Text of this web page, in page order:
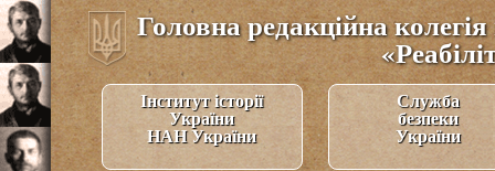
Головна редакційна
Інститут історії
України
НАН України
Служба
безпеки
України